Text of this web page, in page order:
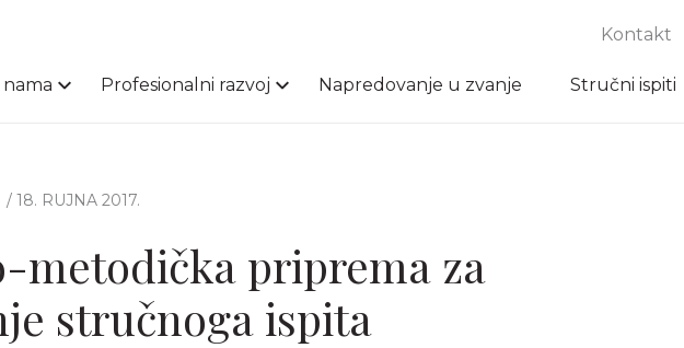
Kontakt
nama Profesionalni razvoj Napredovanje u zvanje Stručni ispiti
/ 18. RUJNA 2017.
metodička priprema za
stručnoga ispita